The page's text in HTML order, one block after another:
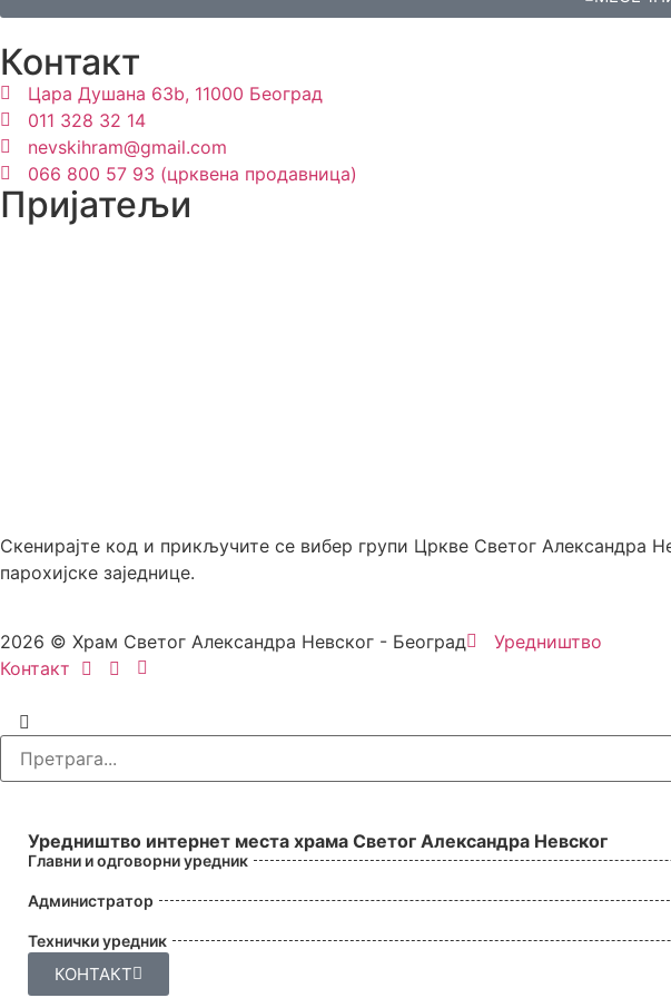
Контакт
Цара Душана 63b, 11000 Београд
011 328 32 14
nevskihram@gmail.com
066 800 57 93 (црквена продавница)
Пријатељи
Скенирајте код и прикључите се вибер групи Цркве Светог Александра
парохијске заједнице.
2026 © Храм Светог Александра Невског - Београд
Уредништво
Контакт
Уредништво интернет места храма Светог Александра Невског
Главни и одговорни уредник
Администратор
Технички уредник
КОНТАКТ